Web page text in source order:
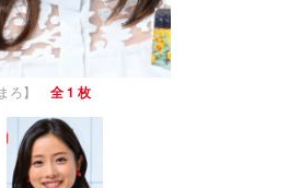
ろ】 全 1 枚